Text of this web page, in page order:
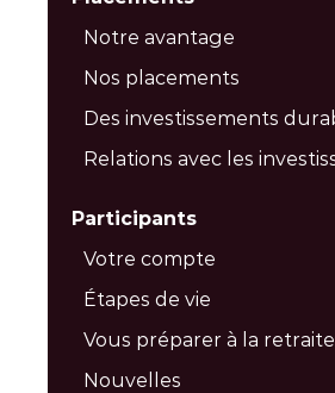
Notre avantage
Nos placements
Des investissements
Relations avec les
Participants
Votre compte
Étapes de vie
Vous préparer à la retraite
Nouvelles